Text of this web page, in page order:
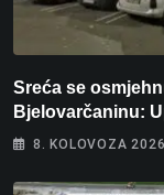
Sreća se
Bjelovarčaninu:
samo 4 eura, a
8. KOLOVOZA 2026.